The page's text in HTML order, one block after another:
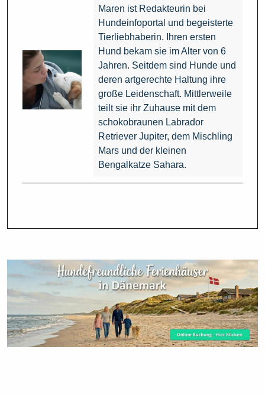
Maren ist Redakteurin bei
Hundeinfoportal und begeisterte
Tierliebhaberin. Ihren ersten
Hund bekam sie im Alter von 6
Jahren. Seitdem sind Hunde und
deren artgerechte Haltung ihre
große Leidenschaft. Mittlerweile
teilt sie ihr Zuhause mit dem
schokobraunen Labrador
Retriever Jupiter, dem Mischling
Mars und der kleinen
Bengalkatze Sahara.